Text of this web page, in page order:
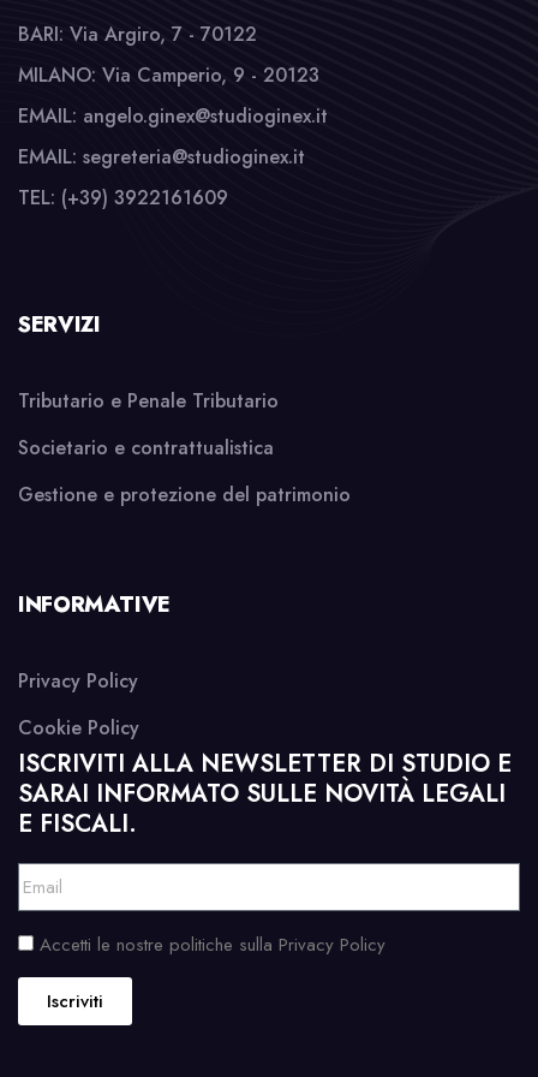
BARI: Via Argiro, 7 - 70122
MILANO: Via Camperio, 9 - 20123
EMAIL: angelo.ginex@studioginex.it
EMAIL: segreteria@studioginex.it
TEL: (+39) 3922161609
SERVIZI
Tributario e Penale Tributario
Societario e contrattualistica
Gestione e protezione del patrimonio
INFORMATIVE
Privacy Policy
Cookie Policy
ISCRIVITI ALLA NEWSLETTER DI STUDIO E
SARAI INFORMATO SULLE NOVITÀ LEGALI
E FISCALI.
Accetti le nostre politiche sulla Privacy Policy
Iscriviti